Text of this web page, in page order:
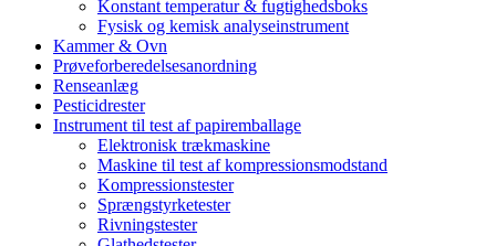
Konstant temperatur & fugtighedsboks
Fysisk og kemisk analyseinstrument
Kammer & Ovn
Prøveforberedelsesanordning
Renseanlæg
Pesticidrester
Instrument til test af papiremballage
Elektronisk trækmaskine
Maskine til test af kompressionsmodstand
Kompressionstester
Sprængstyrketester
Rivningstester